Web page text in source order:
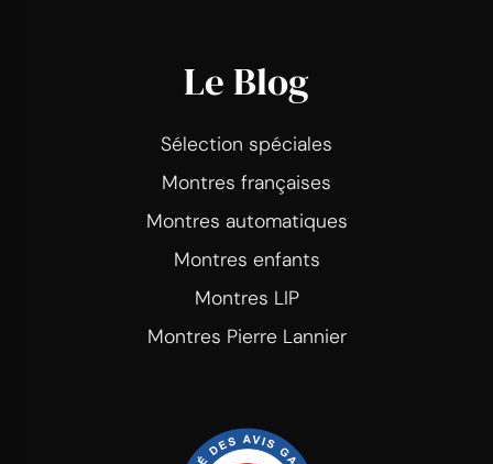
Le Blog
Sélection spéciales
Montres françaises
Montres automatiques
Montres enfants
Montres LIP
Montres Pierre Lannier